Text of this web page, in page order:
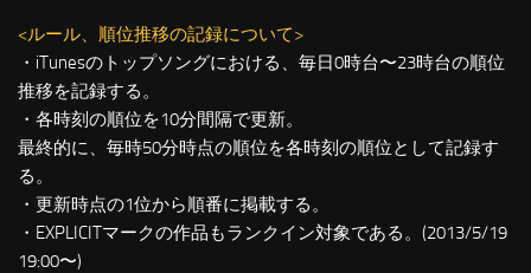
<ルール、順位推移の記録について>
・iTunesのトップソングにおける、毎日0時台〜23時台の順位
推移を記録する。
・各時刻の順位を10分間隔で更新。
最終的に、毎時50分時点の順位を各時刻の順位として記録す
る。
・更新時点の1位から順番に掲載する。
・EXPLICITマークの作品もランクイン対象である。(2013/5/19
19:00〜)